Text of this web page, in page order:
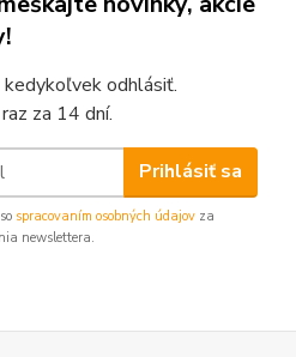
odhlásiť.
za 14 dní.
Prihlásiť sa
spracovaním osobných údajov za
newslettera.